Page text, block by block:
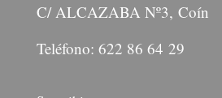
C/ ALCAZABA Nº3, Coín
Teléfono: 622 86 64 29